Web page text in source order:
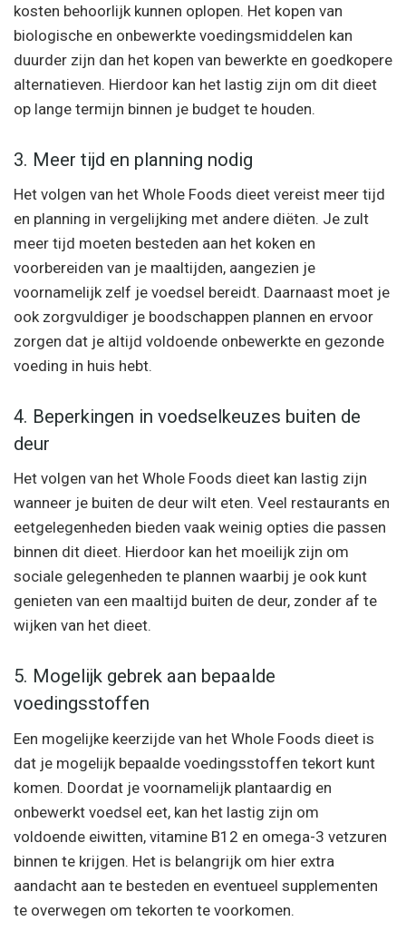
kosten behoorlijk kunnen oplopen. Het kopen van
biologische en onbewerkte voedingsmiddelen kan
duurder zijn dan het kopen van bewerkte en goedkopere
alternatieven. Hierdoor kan het lastig zijn om dit dieet
op lange termijn binnen je budget te houden.
3. Meer tijd en planning nodig
Het volgen van het Whole Foods dieet vereist meer tijd
en planning in vergelijking met andere diëten. Je zult
meer tijd moeten besteden aan het koken en
voorbereiden van je maaltijden, aangezien je
voornamelijk zelf je voedsel bereidt. Daarnaast moet je
ook zorgvuldiger je boodschappen plannen en ervoor
zorgen dat je altijd voldoende onbewerkte en gezonde
voeding in huis hebt.
4. Beperkingen in voedselkeuzes buiten de
deur
Het volgen van het Whole Foods dieet kan lastig zijn
wanneer je buiten de deur wilt eten. Veel restaurants en
eetgelegenheden bieden vaak weinig opties die passen
binnen dit dieet. Hierdoor kan het moeilijk zijn om
sociale gelegenheden te plannen waarbij je ook kunt
genieten van een maaltijd buiten de deur, zonder af te
wijken van het dieet.
5. Mogelijk gebrek aan bepaalde
voedingsstoffen
Een mogelijke keerzijde van het Whole Foods dieet is
dat je mogelijk bepaalde voedingsstoffen tekort kunt
komen. Doordat je voornamelijk plantaardig en
onbewerkt voedsel eet, kan het lastig zijn om
voldoende eiwitten, vitamine B12 en omega-3 vetzuren
binnen te krijgen. Het is belangrijk om hier extra
aandacht aan te besteden en eventueel supplementen
te overwegen om tekorten te voorkomen.